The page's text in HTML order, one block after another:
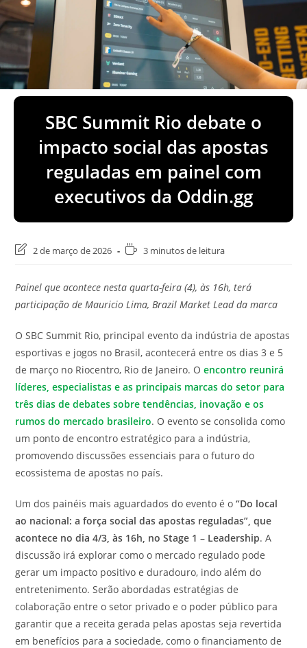
SBC Summit Rio debate o
impacto social das apostas
reguladas em painel com
executivos da Oddin.gg
Última
post:
2 de março de 2026
Tempo3 minutos de leitura
Painel que acontece nesta quarta-feira (4), às 16h, terá
participação de Mauricio Lima, Brazil Market Lead da marca
O SBC Summit Rio, principal evento da indústria de apostas
esportivas e jogos no Brasil, acontecerá entre os dias 3 e 5
de março no Riocentro, Rio de Janeiro. Oencontro reunirá
líderes, especialistas e as principais marcas do setor para
três dias de debates sobre tendências, inovação e os
rumos do mercado brasileiro. O evento se consolida como
um ponto de encontro estratégico para a indústria,
promovendo discussões essenciais para o futuro do
ecossistema de apostas no país.
Um dos painéis mais aguardados do evento é o“Do local
ao nacional: a força social das apostas reguladas”, que
acontece no dia 4/3, às 16h, no Stage 1 – Leadership. A
discussão irá explorar como o mercado regulado pode
gerar um impacto positivo e duradouro, indo além do
entretenimento. Serão abordadas estratégias de
colaboração entre o setor privado e o poder público para
garantir que a receita gerada pelas apostas seja revertida
em benefícios para a sociedade, como o financiamento de